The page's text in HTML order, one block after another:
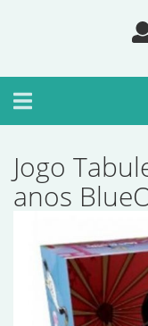
Toggle
navigation
Jogo
anos